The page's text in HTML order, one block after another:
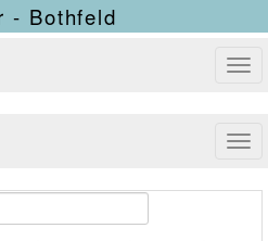
- Bothfeld